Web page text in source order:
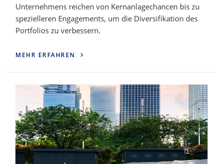
Unternehmens reichen von Kernanlagechancen bis zu
spezielleren Engagements, um die Diversifikation des
Portfolios zu verbessern.
MEHR ERFAHREN